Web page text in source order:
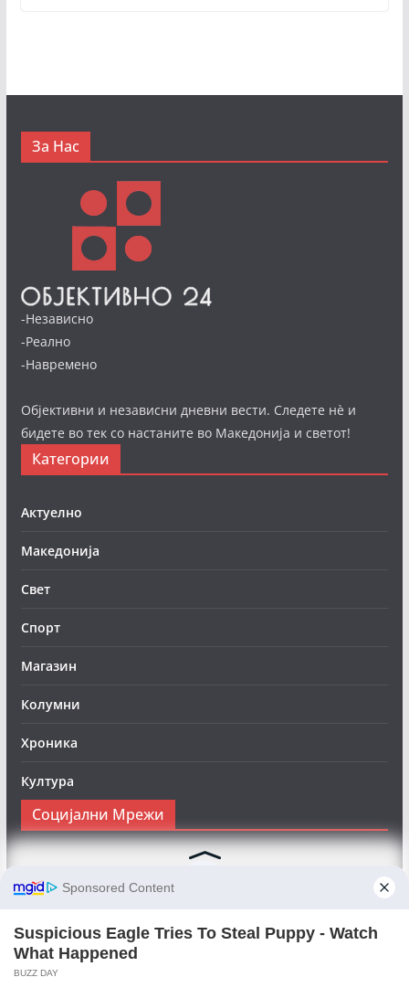
За Нас
-Независно
-Реално
-Навремено
Објективни и независни дневни вести. Следете нè и
бидете во тек со настаните во Македонија и светот!
Категории
Актуелно
Македонија
Свет
Спорт
Магазин
Колумни
Хроника
Култура
Социјални Мрежи
Следете нè на Фејсбук за да сте во тек со најновите